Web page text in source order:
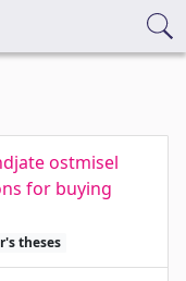
ostmisel
for buying
theses